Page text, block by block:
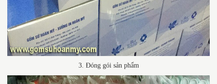
3. Đóng gói sản phẩm